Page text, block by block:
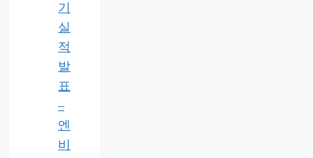
기
실
적
발
표
–
엔
비